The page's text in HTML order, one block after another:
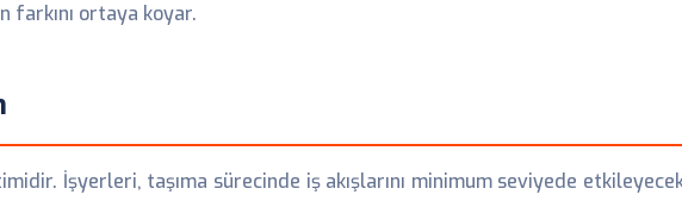
farkını ortaya koyar.
İşyerleri, taşıma sürecinde iş akışlarını minimum seviyede